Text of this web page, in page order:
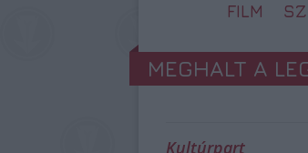
FILM
MEGHALT A
Kultúrpart